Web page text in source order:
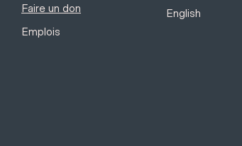
Faire un don
Emplois
English